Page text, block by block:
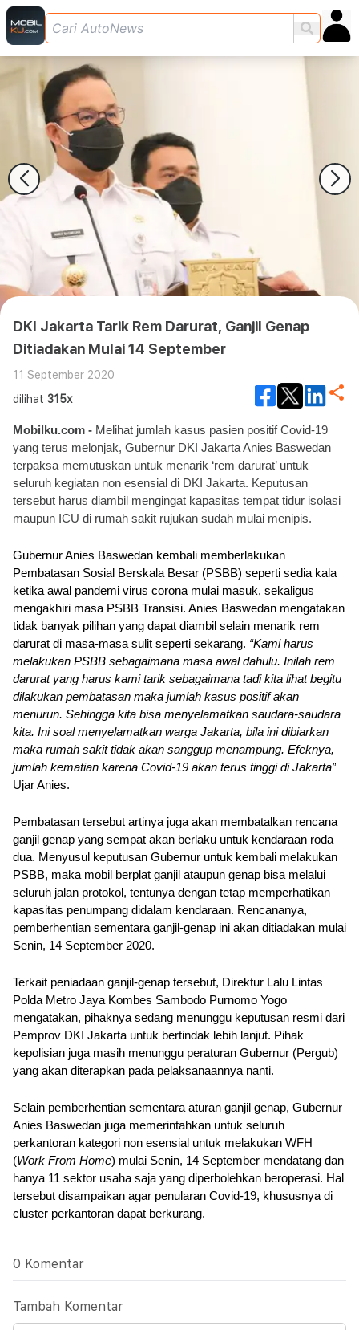
DKI Jakarta Tarik Rem Darurat, Ganjil Genap
Ditiadakan Mulai 14 September
11 September 2020
dilihat 315x
Mobilku.com - Melihat jumlah kasus pasien positif Covid-19
yang terus melonjak, Gubernur DKI Jakarta Anies Baswedan
terpaksa memutuskan untuk menarik ‘rem darurat’ untuk
seluruh kegiatan non esensial di DKI Jakarta. Keputusan
tersebut harus diambil mengingat kapasitas tempat tidur isolasi
maupun ICU di rumah sakit rujukan sudah mulai menipis.
Gubernur Anies Baswedan kembali memberlakukan
Pembatasan Sosial Berskala Besar (PSBB) seperti sedia kala
ketika awal pandemi virus corona mulai masuk, sekaligus
mengakhiri masa PSBB Transisi. Anies Baswedan mengatakan
tidak banyak pilihan yang dapat diambil selain menarik rem
darurat di masa-masa sulit seperti sekarang. “Kami harus
melakukan PSBB sebagaimana masa awal dahulu. Inilah rem
darurat yang harus kami tarik sebagaimana tadi kita lihat begitu
dilakukan pembatasan maka jumlah kasus positif akan
menurun. Sehingga kita bisa menyelamatkan saudara-saudara
kita. Ini soal menyelamatkan warga Jakarta, bila ini dibiarkan
maka rumah sakit tidak akan sanggup menampung. Efeknya,
jumlah kematian karena Covid-19 akan terus tinggi di Jakarta”
Ujar Anies.
Pembatasan tersebut artinya juga akan membatalkan rencana
ganjil genap yang sempat akan berlaku untuk kendaraan roda
dua. Menyusul keputusan Gubernur untuk kembali melakukan
PSBB, maka mobil berplat ganjil ataupun genap bisa melalui
seluruh jalan protokol, tentunya dengan tetap memperhatikan
kapasitas penumpang didalam kendaraan. Rencananya,
pemberhentian sementara ganjil-genap ini akan ditiadakan mulai
Senin, 14 September 2020.
Terkait peniadaan ganjil-genap tersebut, Direktur Lalu Lintas
Polda Metro Jaya Kombes Sambodo Purnomo Yogo
mengatakan, pihaknya sedang menunggu keputusan resmi dari
Pemprov DKI Jakarta untuk bertindak lebih lanjut. Pihak
kepolisian juga masih menunggu peraturan Gubernur (Pergub)
yang akan diterapkan pada pelaksanaannya nanti.
Selain pemberhentian sementara aturan ganjil genap, Gubernur
Anies Baswedan juga memerintahkan untuk seluruh
perkantoran kategori non esensial untuk melakukan WFH
(Work From Home) mulai Senin, 14 September mendatang dan
hanya 11 sektor usaha saja yang diperbolehkan beroperasi. Hal
tersebut disampaikan agar penularan Covid-19, khususnya di
cluster perkantoran dapat berkurang.
0 Komentar
Tambah Komentar